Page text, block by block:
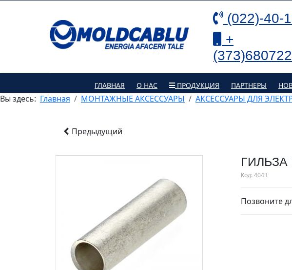
(022)-40-
+
ГЛАВНАЯ О НАС ПРОДУКЦИЯ ПАРТНЕРЫ
Вы здесь: Главная МОНТАЖНЫЕ АКСЕССУАРЫ АКСЕССУАРЫ ДЛЯ
Предыдущий
Код:4043
Позвоните